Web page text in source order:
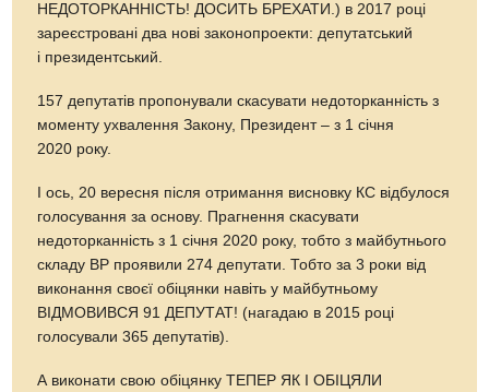
НЕДОТОРКАННІСТЬ! ДОСИТЬ БРЕХАТИ.) в 2017 році
зареєстровані два нові законопроекти: депутатський
і президентський.
157 депутатів пропонували скасувати недоторканність з
моменту ухвалення Закону, Президент – з 1 січня
2020 року.
І ось, 20 вересня після отримання висновку КС відбулося
голосування за основу. Прагнення скасувати
недоторканність з 1 січня 2020 року, тобто з майбутнього
складу ВР проявили 274 депутати. Тобто за 3 роки від
виконання своєї обіцянки навіть у майбутньому
ВІДМОВИВСЯ 91 ДЕПУТАТ! (нагадаю в 2015 році
голосували 365 депутатів).
А виконати свою обіцянку ТЕПЕР ЯК І ОБІЦЯЛИ